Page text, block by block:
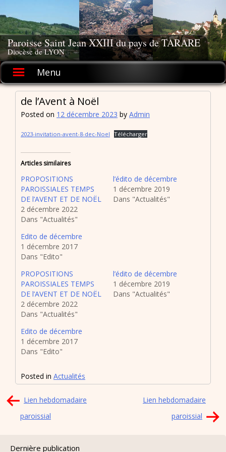
to
content
Paroisse Saint Jean XXIII du pays de TARARE
Diocèse de LYON
Menu
de l’Avent à Noël
Posted on 12 décembre 2023 by Admin
2023-invitation-avent-8-dec-Noel Télécharger
Articles similaires
PROPOSITIONS
PAROISSIALES TEMPS
DE l’AVENT ET DE NOËL
2 décembre 2022
Dans "Actualités"
l’édito de décembre
1 décembre 2019
Dans "Actualités"
Edito de décembre
1 décembre 2017
Dans "Edito"
PROPOSITIONS
PAROISSIALES TEMPS
DE l’AVENT ET DE NOËL
2 décembre 2022
Dans "Actualités"
l’édito de décembre
1 décembre 2019
Dans "Actualités"
Edito de décembre
1 décembre 2017
Dans "Edito"
Posted in Actualités
Navigation
de
Lien hebdomadaire
paroissial
Lien hebdomadaire
paroissial
Dernière publication